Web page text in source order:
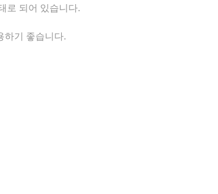
로 되어 있습니다.
하기 좋습니다.